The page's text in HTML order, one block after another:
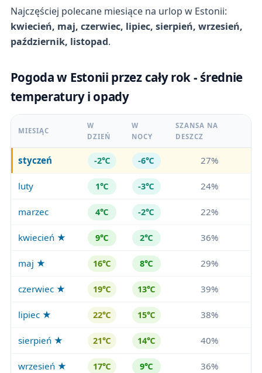
Najczęściej polecane miesiące na urlop w Estonii:
kwiecień, maj, czerwiec, lipiec, sierpień, wrzesień,
październik, listopad.
Pogoda w Estonii przez cały rok - średnie
temperatury i opady
MIESIĄC
W
DZIEŃ
W
NOCY
SZANSA NA
DESZCZ
styczeń -2℃ -6℃ 27%
luty 1℃ -3℃ 24%
marzec 4℃ -2℃ 22%
kwiecień ★ 9℃ 2℃ 36%
maj ★ 16℃ 8℃ 29%
czerwiec ★ 19℃ 13℃ 39%
lipiec ★ 22℃ 15℃ 38%
sierpień ★ 21℃ 14℃ 40%
wrzesień ★ 17℃ 9℃ 36%